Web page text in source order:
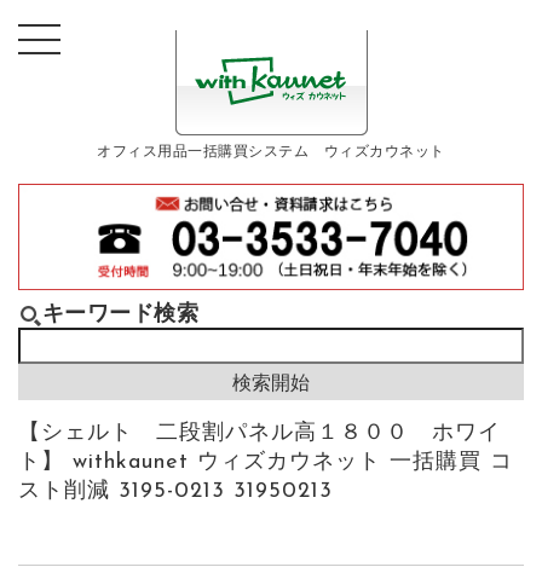
オフィス用品一括購買システム ウィズカウネット
キーワード検索
【シェルト 二段割パネル高１８００ ホワイ
ト】 withkaunet ウィズカウネット 一括購買 コ
スト削減 3195-0213 31950213